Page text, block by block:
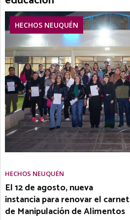
HECHOS NEUQUÉN
HECHOS NEUQUÉN
El 12 de agosto, nueva
instancia para renovar el carnet
de Manipulación de Alimentos